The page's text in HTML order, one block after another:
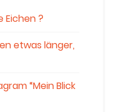
Eichen ?
etwas länger,
“Mein Blick